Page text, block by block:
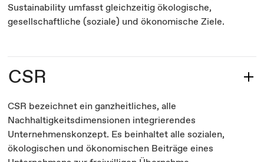
Sustainability umfasst gleichzeitig ökologische,
gesellschaftliche (soziale) und ökonomische Ziele.
CSR
CSR bezeichnet ein ganzheitliches, alle
Nachhaltigkeitsdimensionen integrierendes
Unternehmenskonzept. Es beinhaltet alle sozialen,
ökologischen und ökonomischen Beiträge eines